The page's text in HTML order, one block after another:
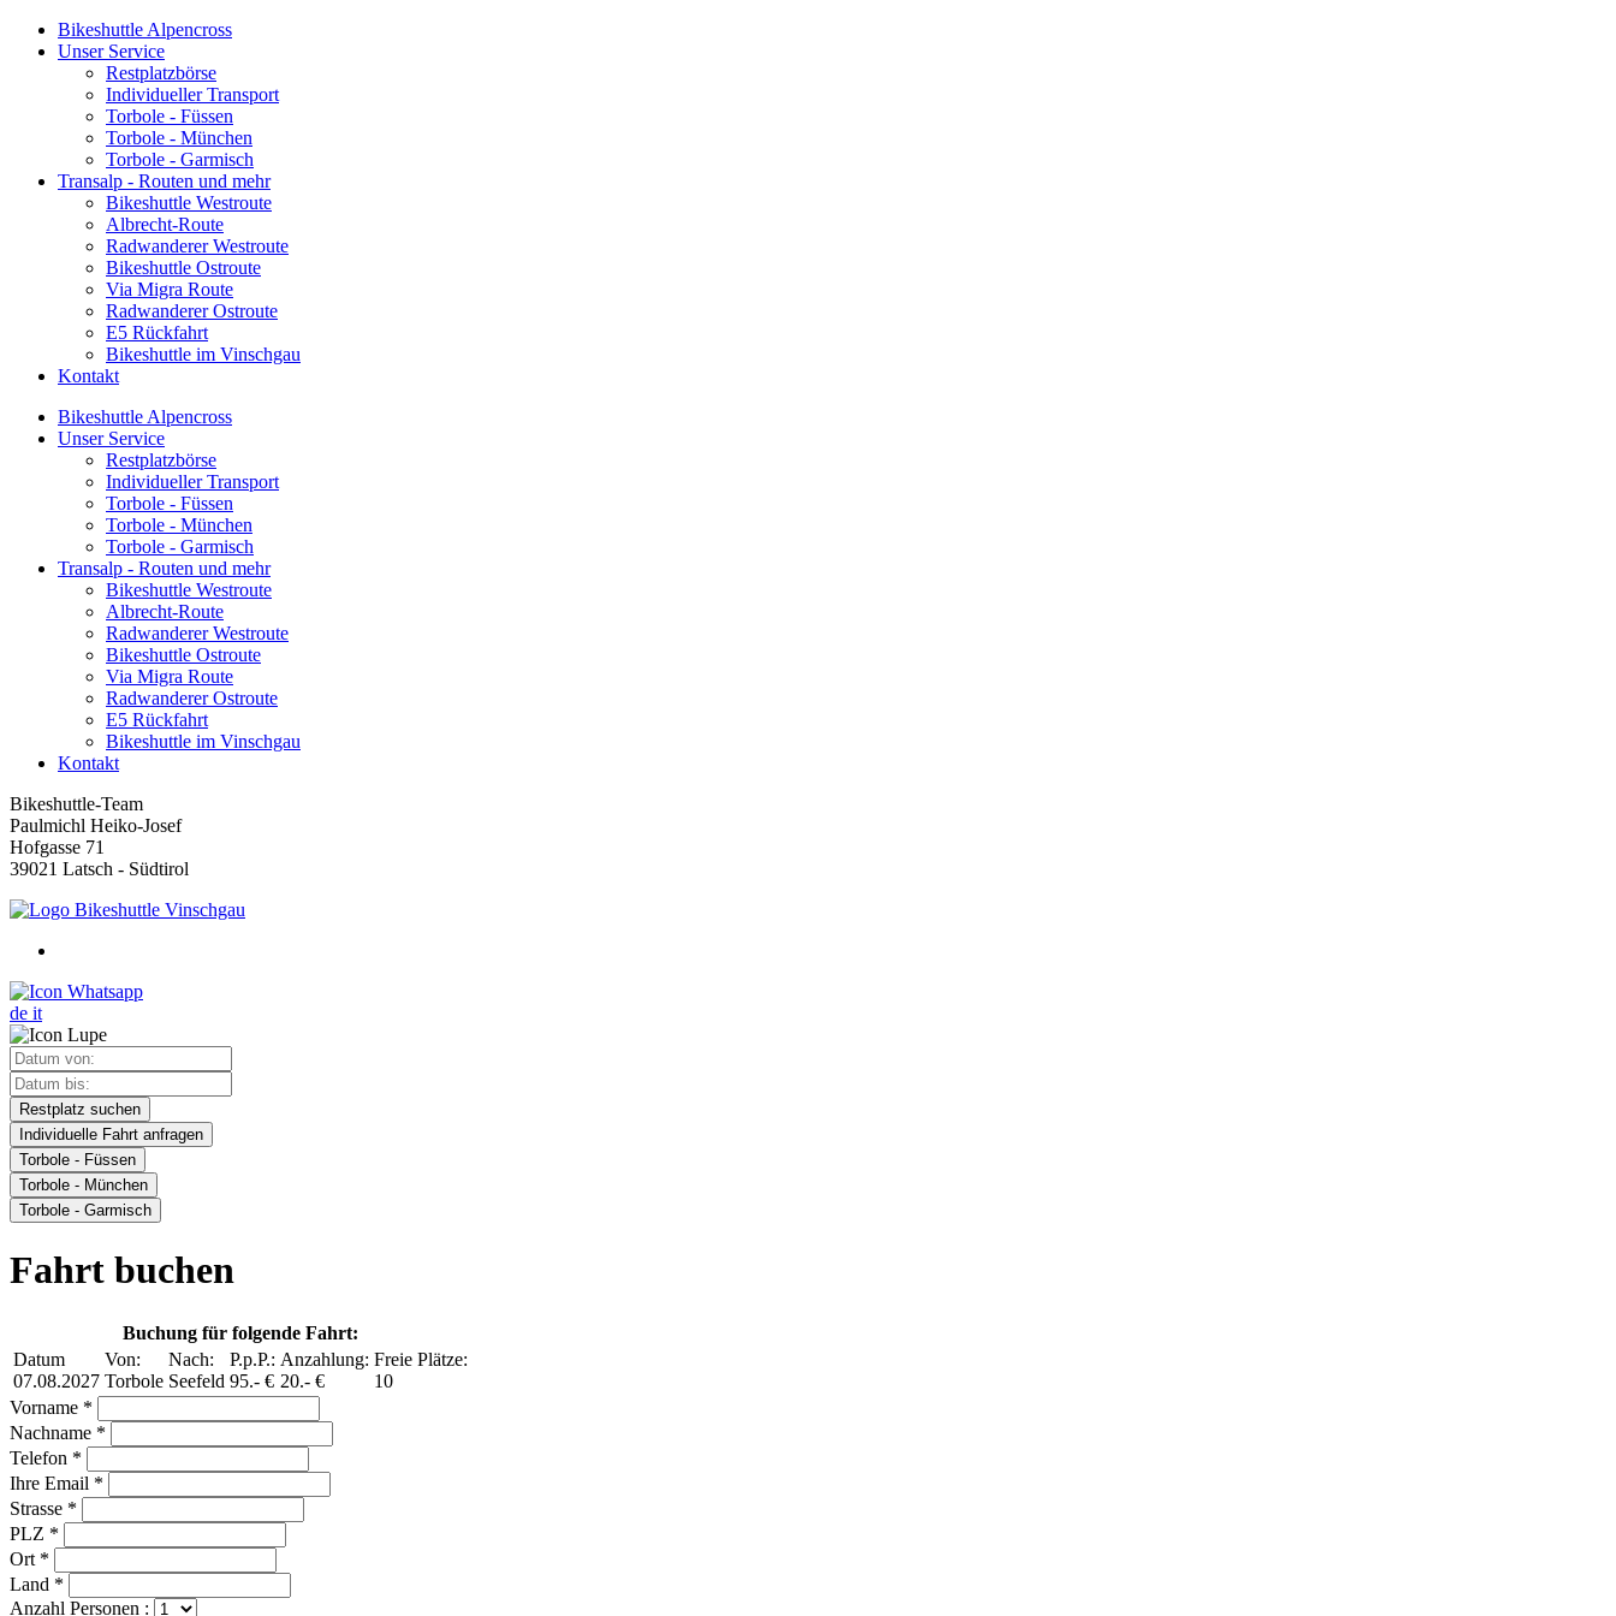
Bikeshuttle Alpencross
Unser Service
Restplatzbörse
Individueller Transport
Torbole - Füssen
Torbole - München
Torbole - Garmisch
Transalp - Routen und mehr
Bikeshuttle Westroute
Albrecht-Route
Radwanderer Westroute
Bikeshuttle Ostroute
Via Migra Route
Radwanderer Ostroute
E5 Rückfahrt
Bikeshuttle im Vinschgau
Kontakt
Bikeshuttle Alpencross
Unser Service
Restplatzbörse
Individueller Transport
Torbole - Füssen
Torbole - München
Torbole - Garmisch
Transalp - Routen und mehr
Bikeshuttle Westroute
Albrecht-Route
Radwanderer Westroute
Bikeshuttle Ostroute
Via Migra Route
Radwanderer Ostroute
E5 Rückfahrt
Bikeshuttle im Vinschgau
Kontakt
Bikeshuttle-Team
Paulmichl Heiko-Josef
Hofgasse 71
39021 Latsch - Südtirol
de it
Restplatz suchen
Individuelle Fahrt anfragen
Torbole - Füssen
Torbole - München
Torbole - Garmisch
Fahrt buchen
Buchung für folgende Fahrt:
Datum
07.08.2027
Von:
Torbole
Nach:
Seefeld
P.p.P.:
95.- €
Anzahlung:
20.- €
Freie Plätze:
10
Vorname *
Nachname *
Telefon *
Ihre Email *
Strasse *
PLZ *
Ort *
Land *
Anzahl Personen :